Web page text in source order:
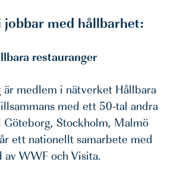
jobbar med hållbarhet:
restauranger
är medlem i nätverket Hållbara
med ett 50-tal andra
Göteborg, Stockholm, Malmö
ett nationellt samarbete med
av WWF och Visita.